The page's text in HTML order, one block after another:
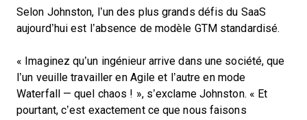
Selon Johnston, l’un des plus grands défis du SaaS
aujourd’hui est l’absence de modèle GTM standardisé.
« Imaginez qu’un ingénieur arrive dans une société, que
l’un veuille travailler en Agile et l’autre en mode
Waterfall — quel chaos ! », s’exclame Johnston. « Et
pourtant, c’est exactement ce que nous faisons